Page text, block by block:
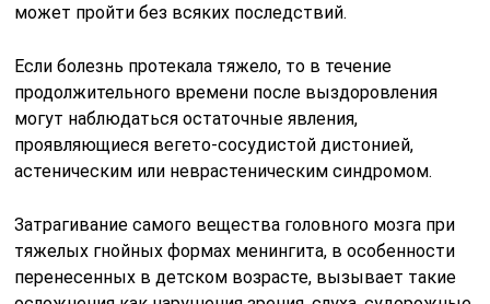
Например, при остеохондрозе рекомендуется прием
медикаментозных препаратов, которые купируют
боль и суставные воспаление. В качестве